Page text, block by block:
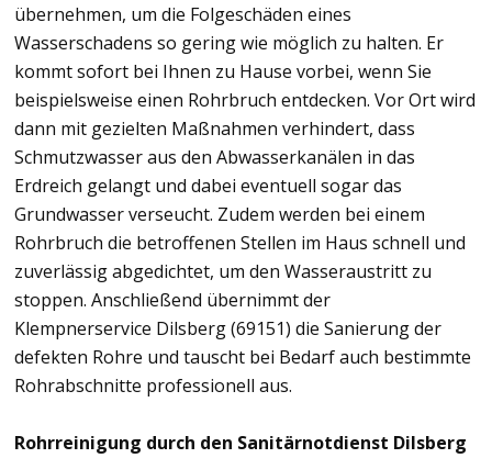
übernehmen, um die Folgeschäden eines
Wasserschadens so gering wie möglich zu halten. Er
kommt sofort bei Ihnen zu Hause vorbei, wenn Sie
beispielsweise einen Rohrbruch entdecken. Vor Ort wird
dann mit gezielten Maßnahmen verhindert, dass
Schmutzwasser aus den Abwasserkanälen in das
Erdreich gelangt und dabei eventuell sogar das
Grundwasser verseucht. Zudem werden bei einem
Rohrbruch die betroffenen Stellen im Haus schnell und
zuverlässig abgedichtet, um den Wasseraustritt zu
stoppen. Anschließend übernimmt der
Klempnerservice Dilsberg (69151) die Sanierung der
defekten Rohre und tauscht bei Bedarf auch bestimmte
Rohrabschnitte professionell aus.
Rohrreinigung durch den Sanitärnotdienst Dilsberg